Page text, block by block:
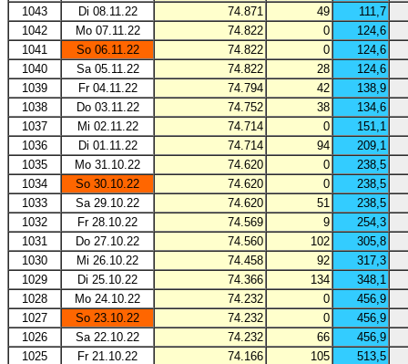
1043
Di 08.11.22 74.871 49
111,7
1042
Mo 07.11.22 74.822 0
124,6
1041
So 06.11.22 74.822 0
124,6
1040
Sa 05.11.22 74.822 28
124,6
1039
Fr 04.11.22 74.794 42
138,9
1038
Do 03.11.22 74.752 38
134,6
1037
Mi 02.11.22 74.714 0
151,1
1036
Di 01.11.22 74.714 94
209,1
1035
Mo 31.10.22 74.620 0
238,5
1034
So 30.10.22 74.620 0
238,5
1033
Sa 29.10.22 74.620 51
238,5
1032
Fr 28.10.22 74.569 9
254,3
1031
Do 27.10.22 74.560 102
305,8
1030
Mi 26.10.22 74.458 92
317,3
1029
Di 25.10.22 74.366 134
348,1
1028
Mo 24.10.22 74.232 0
456,9
1027
So 23.10.22 74.232 0
456,9
1026
Sa 22.10.22 74.232 66
456,9
1025
Fr 21.10.22 74.166 105
513,5